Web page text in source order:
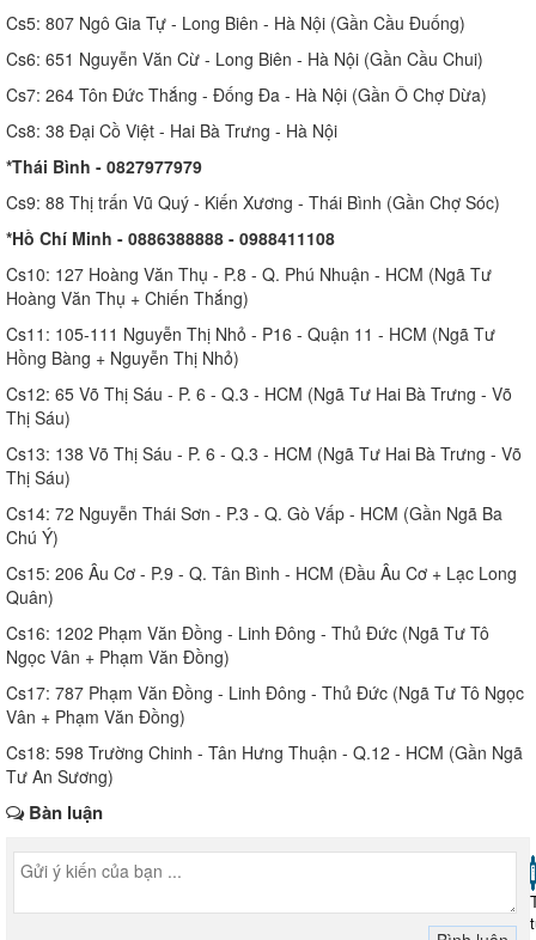
Cs5: 807 Ngô Gia Tự - Long Biên - Hà Nội (Gần Cầu Đuống)
Cs6: 651 Nguyễn Văn Cừ - Long Biên - Hà Nội (Gần Cầu Chui)
Cs7: 264 Tôn Đức Thắng - Đống Đa - Hà Nội (Gần Ô Chợ Dừa)
Cs8: 38 Đại Cồ Việt - Hai Bà Trưng - Hà Nội
*Thái Bình - 0827977979
Cs9: 88 Thị trấn Vũ Quý - Kiến Xương - Thái Bình (Gần Chợ Sóc)
*Hồ Chí Minh - 0886388888 - 0988411108
Cs10: 127 Hoàng Văn Thụ - P.8 - Q. Phú Nhuận - HCM (Ngã Tư
Hoàng Văn Thụ + Chiến Thắng)
Cs11: 105-111 Nguyễn Thị Nhỏ - P16 - Quận 11 - HCM (Ngã Tư
Hồng Bàng + Nguyễn Thị Nhỏ)
Cs12: 65 Võ Thị Sáu - P. 6 - Q.3 - HCM (Ngã Tư Hai Bà Trưng - Võ
Thị Sáu)
Cs13: 138 Võ Thị Sáu - P. 6 - Q.3 - HCM (Ngã Tư Hai Bà Trưng - Võ
Thị Sáu)
Cs14: 72 Nguyễn Thái Sơn - P.3 - Q. Gò Vấp - HCM (Gần Ngã Ba
Chú Ý)
Cs15: 206 Âu Cơ - P.9 - Q. Tân Bình - HCM (Đầu Âu Cơ + Lạc Long
Quân)
Cs16: 1202 Phạm Văn Đồng - Linh Đông - Thủ Đức (Ngã Tư Tô
Ngọc Vân + Phạm Văn Đồng)
Cs17: 787 Phạm Văn Đồng - Linh Đông - Thủ Đức (Ngã Tư Tô Ngọc
Vân + Phạm Văn Đồng)
Cs18: 598 Trường Chinh - Tân Hưng Thuận - Q.12 - HCM (Gần Ngã
Tư An Sương)
Bàn luận